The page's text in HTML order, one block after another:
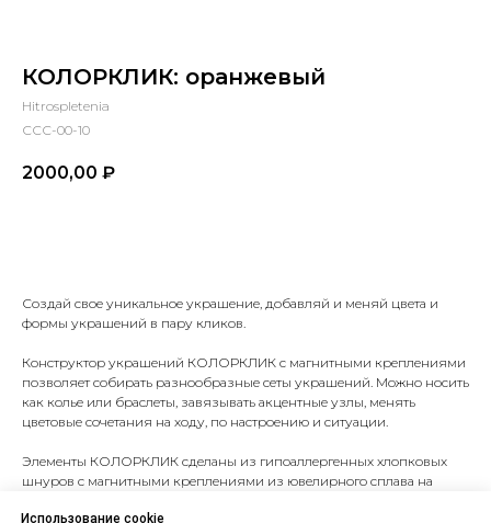
Использование cookie
КОЛОРКЛИК: оранжевый
Hitrospletenia
ССС-00-10
2000,00 ₽
Создай свое уникальное украшение, добавляй и меняй цвета и
формы украшений в пару кликов.
Конструктор украшений КОЛОРКЛИК с магнитными креплениями
позволяет собирать разнообразные сеты украшений. Можно носить
как колье или браслеты, завязывать акцентные узлы, менять
цветовые сочетания на ходу, по настроению и ситуации.
Элементы КОЛОРКЛИК сделаны из гипоаллергенных хлопковых
шнуров с магнитными креплениями из ювелирного сплава на